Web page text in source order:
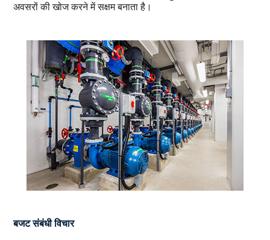
अवसरों की खोज करने में सक्षम बनाता है।
बजट संबंधी विचार